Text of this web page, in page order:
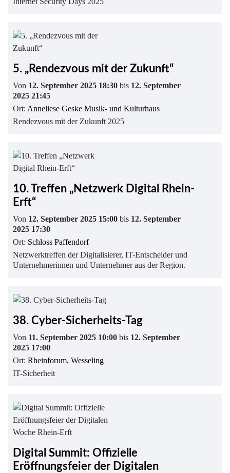
5. „Rendezvous mit der Zukunft“
Von 12. September 2025 18:30 bis 12. September
2025 21:45
Ort: Anneliese Geske Musik- und Kulturhaus
Rendezvous mit der Zukunft 2025
10. Treffen „Netzwerk Digital Rhein-
Erft“
Von 12. September 2025 15:00 bis 12. September
2025 17:30
Ort: Schloss Paffendorf
Netzwerktreffen der Digitalisierer, IT-Entscheider und
Unternehmerinnen und Unternehmer aus der Region.
38. Cyber-Sicherheits-Tag
Von 11. September 2025 10:00 bis 12. September
2025 17:00
Ort: Rheinforum, Wesseling
IT-Sicherheit
Digital Summit: Offizielle
Eröffnungsfeier der Digitalen